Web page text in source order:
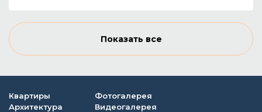
Показать все
Квартиры
Архитектура
Фотогалерея
Видеогалерея